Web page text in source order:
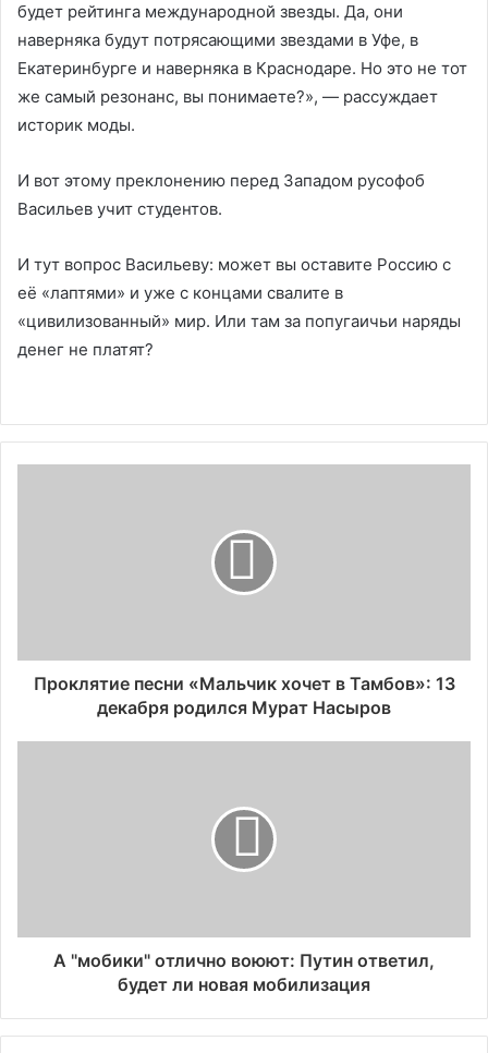
будет рейтинга международной звезды. Да, они
наверняка будут потрясающими звездами в Уфе, в
Екатеринбурге и наверняка в Краснодаре. Но это не тот
же самый резонанс, вы понимаете?», — рассуждает
историк моды.
И вот этому преклонению перед Западом русофоб
Васильев учит студентов.
И тут вопрос Васильеву: может вы оставите Россию с
её «лаптями» и уже с концами свалите в
«цивилизованный» мир. Или там за попугаичьи наряды
денег не платят?
Проклятие песни «Мальчик хочет в Тамбов»: 13
декабря родился Мурат Насыров
А "мобики" отлично воюют: Путин ответил,
будет ли новая мобилизация